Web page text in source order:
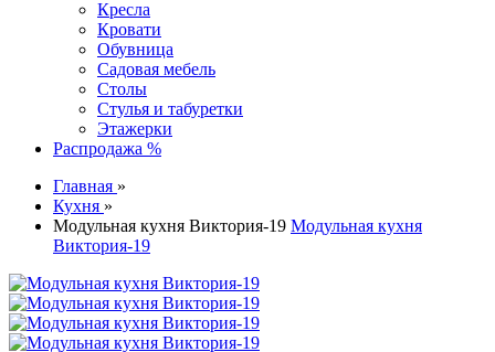
Кресла
Кровати
Обувница
Садовая мебель
Столы
Стулья и табуретки
Этажерки
Распродажа %
Главная »
Кухня »
Модульная кухня Виктория-19 Модульная кухня
Виктория-19